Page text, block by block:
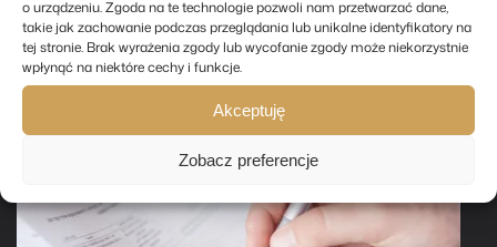
o urządzeniu. Zgoda na te technologie pozwoli nam przetwarzać dane,
takie jak zachowanie podczas przeglądania lub unikalne identyfikatory na
tej stronie. Brak wyrażenia zgody lub wycofanie zgody może niekorzystnie
wpłynąć na niektóre cechy i funkcje.
Akceptuję
Zobacz preferencje
Kredyt po upadłości konsumenckiej